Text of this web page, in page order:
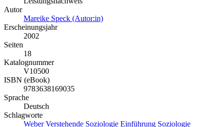
Autor
Mareike Speck (Autor:in)
Erscheinungsjahr
2002
Seiten
18
Katalognummer
V10500
ISBN (eBook)
9783638169035
Sprache
Deutsch
Schlagworte
Weber Verstehende Soziologie Einführung Soziologie